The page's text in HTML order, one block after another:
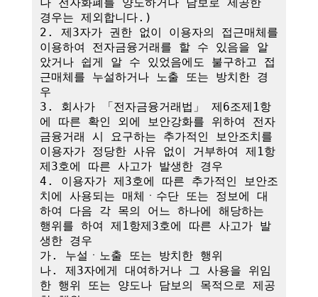
경우는 제외합니다.)
2. 제3자가 권한 없이 이용자의 접근매체를
이용하여 전자금융거래를 할 수 있음을 알
았거나 쉽게 알 수 있었음에도 불구하고 접
근매체를 누설하거나 노출 또는 방치한 경
우
3. 회사가 「전자금융거래법」 제6조제1항
에 따른 확인 외에 보안강화를 위하여 전자
금융거래 시 요구하는 추가적인 보안조치를
이용자가 정당한 사유 없이 거부하여 제1항
제3호에 따른 사고가 발생한 경우
4. 이용자가 제3호에 따른 추가적인 보안조
치에 사용되는 매체ㆍ수단 또는 정보에 대
하여 다음 각 목의 어느 하나에 해당하는
행위를 하여 제1항제3호에 따른 사고가 발
생한 경우
가. 누설ㆍ노출 또는 방치한 행위
나. 제3자에게 대여하거나 그 사용을 위임
한 행위 또는 양도나 담보의 목적으로 제공